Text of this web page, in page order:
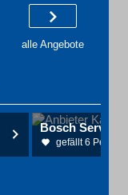
alle Angebote
gefällt 6